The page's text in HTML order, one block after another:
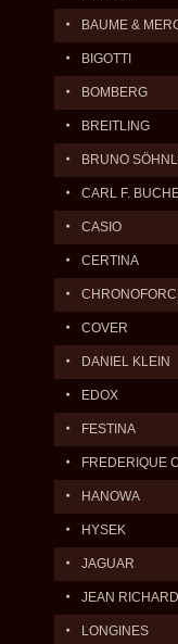
BAUME &
BIGOTTI
BOMBERG
BREITLING
BRUNO
CARL F.
CASIO
CERTINA
COVER
DANIEL KLEIN
EDOX
FESTINA
FREDERIQUE
HANOWA
HYSEK
JAGUAR
JEAN RICHARD
LONGINES